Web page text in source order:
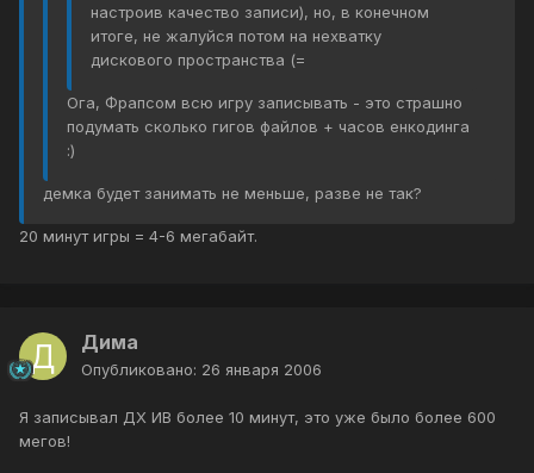
настроив качество записи), но, в конечном
итоге, не жалуйся потом на нехватку
дискового пространства (=
Ога, Фрапсом всю игру записывать - это страшно
подумать сколько гигов файлов + часов енкодинга
:)
демка будет занимать не меньше, разве не так?
20 минут игры = 4-6 мегабайт.
Дима
Опубликовано: 26 января 2006
Я записывал ДХ ИВ более 10 минут, это уже было более 600
мегов!